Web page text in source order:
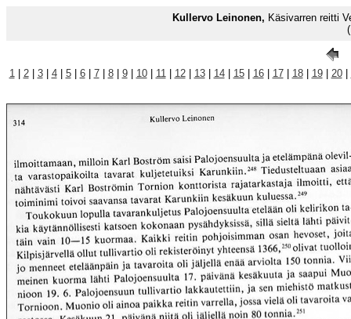
Kullervo Leinonen, Käsivarren reitti
1| 2| 3| 4| 5| 6| 7| 8| 9| 10| 11| 12| 13| 14| 15| 16| 17| 18| 19| 20|